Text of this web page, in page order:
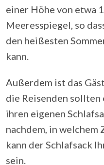
einer Höhe von etwa
Meeresspiegel, so
den heißesten
kann.
Außerdem ist das
die Reisenden sollten
ihren eigenen
nachdem, in welchem
kann der Schlafsack
sein.